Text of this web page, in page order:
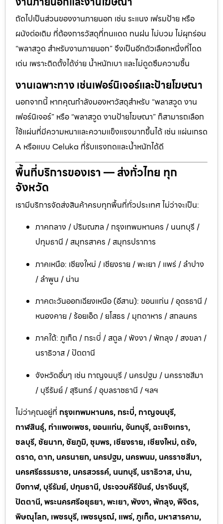
ถัดไปเป็นส่วนของงานภายนอก เช่น ระแนง เฟรมป้าย หรือ
ผนังต่อเติม ที่ต้องการวัสดุที่ทนแดด ทนฝน ไม่บวม ไม่ผุกร่อน
“พลาสวูด สำหรับงานภายนอก” จึงเป็นอีกตัวเลือกหนึ่งที่โดด
เด่น เพราะติดตั้งได้ง่าย น้ำหนักเบา และไม่ดูดซึมความชื้น
งานเฉพาะทาง เช่นเฟอร์นิเจอร์และป้ายโฆษณา
นอกจากนี้ หากคุณกำลังมองหาวัสดุสำหรับ “พลาสวูด งาน
เฟอร์นิเจอร์” หรือ “พลาสวูด งานป้ายโฆษณา” ก็สามารถเลือก
ใช้แผ่นที่มีความหนาและความแข็งแรงมากขึ้นได้ เช่น แผ่นเกรด
A หรือแบบ Celuka ที่รับแรงกดและน้ำหนักได้ดี
พื้นที่บริการของเรา — ส่งทั่วไทย ทุก
จังหวัด
เรามีบริการจัดส่งสินค้าครบทุกพื้นที่ทั่วประเทศ ไม่ว่าจะเป็น:
ภาคกลาง / ปริมณฑล / กรุงเทพมหานคร / นนทบุรี /
ปทุมธานี / สมุทรสาคร / สมุทรปราการ
ภาคเหนือ: เชียงใหม่ / เชียงราย / พะเยา / แพร่ / ลำปาง
/ ลำพูน / น่าน
ภาคตะวันออกเฉียงเหนือ (อีสาน): ขอนแก่น / อุดรธานี /
หนองคาย / ร้อยเอ็ด / ยโสธร / มุกดาหาร / สกลนคร
ภาคใต้: ภูเก็ต / กระบี่ / สตูล / พังงา / พัทลุง / สงขลา /
นราธิวาส / ปัตตานี
จังหวัดอื่นๆ เช่น กาญจนบุรี / นครปฐม / นครราชสีมา
/ บุรีรัมย์ / สุรินทร์ / อุบลราชธานี / ฯลฯ
ไม่ว่าคุณอยู่ที่ กรุงเทพมหานคร, กระบี่, กาญจนบุรี,
กาฬสินธุ์, กำแพงเพชร, ขอนแก่น, จันทบุรี, ฉะเชิงเทรา,
ชลบุรี, ชัยนาท, ชัยภูมิ, ชุมพร, เชียงราย, เชียงใหม่, ตรัง,
ตราด, ตาก, นครนายก, นครปฐม, นครพนม, นครราชสีมา,
นครศรีธรรมราช, นครสวรรค์, นนทบุรี, นราธิวาส, น่าน,
บึงกาฬ, บุรีรัมย์, ปทุมธานี, ประจวบคีรีขันธ์, ปราจีนบุรี,
ปัตตานี, พระนครศรีอยุธยา, พะเยา, พังงา, พัทลุง, พิจิตร,
พิษณุโลก, เพชรบุรี, เพชรบูรณ์, แพร่, ภูเก็ต, มหาสารคาม,